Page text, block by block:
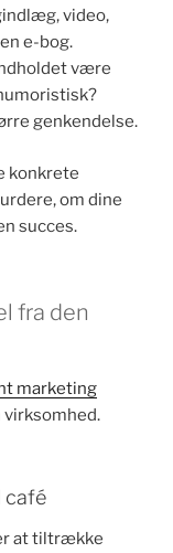
video,
e-bog.
være
genkendelse.
konkrete
om dine
succes.
fra den
marketing
virksomhed.
café
at tiltrække